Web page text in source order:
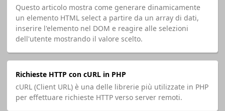
Questo articolo mostra come generare dinamicamente
un elemento HTML select a partire da un array di dati,
inserire l'elemento nel DOM e reagire alle selezioni
dell'utente mostrando il valore scelto.
Richieste HTTP con cURL in PHP
cURL (Client URL) è una delle librerie più utilizzate in PHP
per effettuare richieste HTTP verso server remoti.